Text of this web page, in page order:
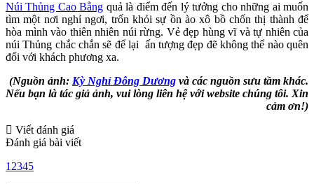
Núi Thủng Cao Bằng quả là điểm đến lý tưởng cho những ai muốn
tìm một nơi nghỉ ngơi, trốn khỏi sự ồn ào xô bồ chốn thị thành để
hòa mình vào thiên nhiên núi rừng. Vẻ đẹp hùng vĩ và tự nhiên của
núi Thủng chắc chắn sẽ để lại ấn tượng đẹp đẽ không thể nào quên
đối với khách phương xa.
(Nguồn ảnh: Kỳ Nghỉ Đông Dương và các nguồn sưu tầm khác.
Nếu bạn là tác giả ảnh, vui lòng liên hệ với website chúng tôi. Xin
cảm ơn!)
Viết đánh giá
Đánh giá bài viết
1 2345